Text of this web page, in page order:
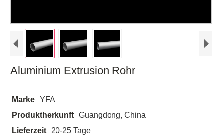
Aluminium Extrusion Rohr
Marke YFA
Produktherkunft Guangdong, China
Lieferzeit
20-25 Tage